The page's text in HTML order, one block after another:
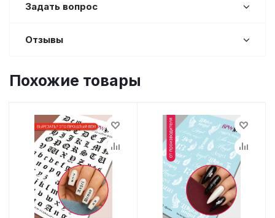
Задать вопрос
Отзывы
Похожие товары